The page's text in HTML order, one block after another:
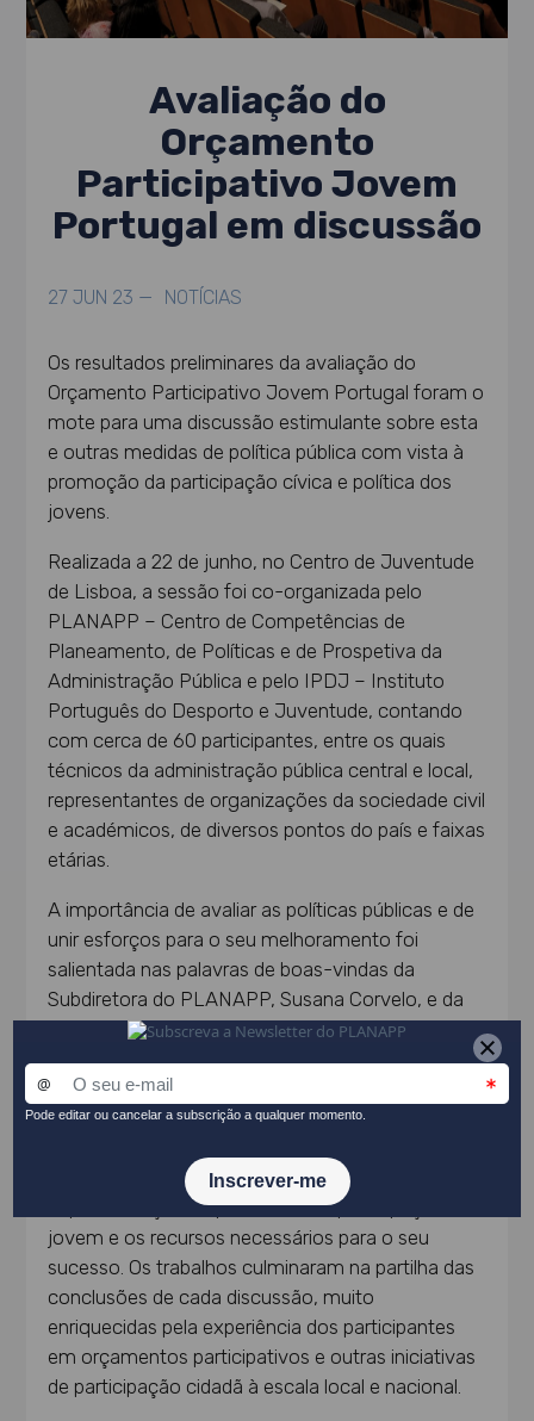
Avaliação do
Orçamento
Participativo Jovem
Portugal em discussão
27 JUN 23 — NOTÍCIAS
Os resultados preliminares da avaliação do
Orçamento Participativo Jovem Portugal foram o
mote para uma discussão estimulante sobre esta
e outras medidas de política pública com vista à
promoção da participação cívica e política dos
jovens.
Realizada a 22 de junho, no Centro de Juventude
de Lisboa, a sessão foi co-organizada pelo
PLANAPP – Centro de Competências de
Planeamento, de Políticas e de Prospetiva da
Administração Pública e pelo IPDJ – Instituto
Português do Desporto e Juventude, contando
com cerca de 60 participantes, entre os quais
técnicos da administração pública central e local,
representantes de organizações da sociedade civil
e académicos, de diversos pontos do país e faixas
etárias.
A importância de avaliar as políticas públicas e de
unir esforços para o seu melhoramento foi
salientada nas palavras de boas-vindas da
Subdiretora do PLANAPP, Susana Corvelo, e da
Vice-Presidente do IPDJ, Selene Martinho.
Seguiu-se a apresentação dos principais
resultados da avaliação do Orçamento
Participativo Jovem Portugal e a realização de
distintas, nomeadamente o desenho e a
implementação de processos de participação
jovem e os recursos necessários para o seu
sucesso. Os trabalhos culminaram na partilha das
conclusões de cada discussão, muito
enriquecidas pela experiência dos participantes
em orçamentos participativos e outras iniciativas
de participação cidadã à escala local e nacional.